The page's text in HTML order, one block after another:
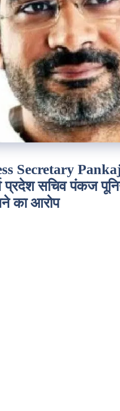
Secretary
सचिव पंकज
का आरोप